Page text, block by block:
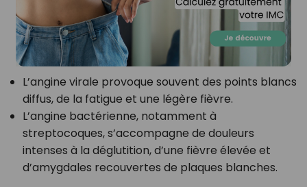
L’angine virale provoque souvent des points blancs
diffus, de la fatigue et une légère fièvre.
L’angine bactérienne, notamment à
streptocoques, s’accompagne de douleurs
intenses à la déglutition, d’une fièvre élevée et
d’amygdales recouvertes de plaques blanches.